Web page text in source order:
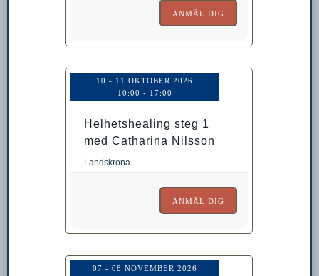
ANMÄL DIG
10 - 11 OKTOBER 2026
10:00 - 17:00
Helhetshealing steg 1
med Catharina Nilsson
Landskrona
ANMÄL DIG
07 - 08 NOVEMBER 2026